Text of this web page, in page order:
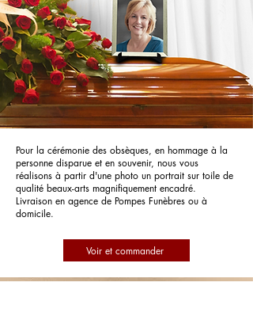
Pour la cérémonie des obsèques, en hommage à la
personne disparue et en souvenir, nous vous
réalisons à partir d'une photo un portrait sur toile de
qualité beaux-arts magnifiquement encadré.
Livraison en agence de Pompes Funèbres ou à
domicile.
Voir et commander